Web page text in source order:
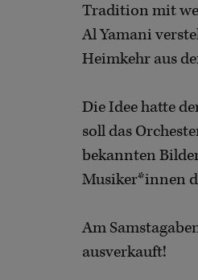
Tradition mit
Al Yamani
Heimkehr aus
Die Idee hatte
soll das
bekannten
Musiker*innen
Am
ausverkauft!